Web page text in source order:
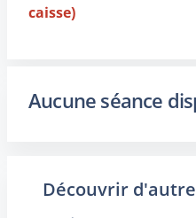
caisse)
Aucune séance
Découvrir